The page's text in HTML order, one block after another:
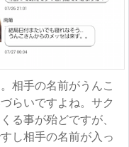
相手の名前がうんこ
らいですよね。サク
る事が殆どですが、
し相手の名前が入っ